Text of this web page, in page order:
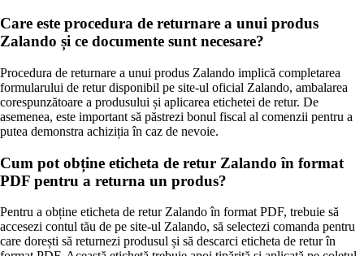
Care este procedura de returnare a unui produs
Zalando și ce documente sunt necesare?
Procedura de returnare a unui produs Zalando implică completarea
formularului de retur disponibil pe site-ul oficial Zalando, ambalarea
corespunzătoare a produsului și aplicarea etichetei de retur. De
asemenea, este important să păstrezi bonul fiscal al comenzii pentru a
putea demonstra achiziția în caz de nevoie.
Cum pot obține eticheta de retur Zalando în format
PDF pentru a returna un produs?
Pentru a obține eticheta de retur Zalando în format PDF, trebuie să
accesezi contul tău de pe site-ul Zalando, să selectezi comanda pentru
care dorești să returnezi produsul și să descarci eticheta de retur în